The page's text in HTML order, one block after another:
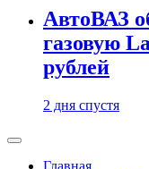
АвтоВАЗ
газовую
рублей
2 дня спустя
Главная